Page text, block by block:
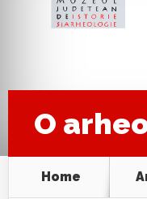
O
Home